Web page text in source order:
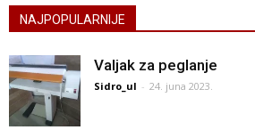
NAJPOPULARNIJE
Valjak za peglanje
Sidro_ul - 24. juna 2023.